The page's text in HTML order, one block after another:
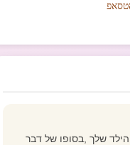
שלך ,בסופו של דבר